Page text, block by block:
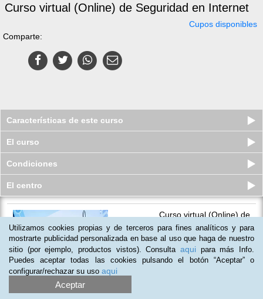
Curso virtual (Online) de Seguridad en Internet
Cupos disponibles
Comparte:
Características de este curso
El curso
Condiciones
El centro
Curso virtual (Online) de
Implantación de los Elementos de
una...
Cupos disponibles
374.000 $109.000
(1)
Utilizamos cookies propias y de terceros para fines analíticos y para
mostrarte publicidad personalizada en base al uso que haga de nuestro
sitio (por ejemplo, productos vistos). Consulta aqui para más Info.
Puedes aceptar todas las cookies pulsando el botón “Aceptar” o
configurar/rechazar su uso aqui
Aceptar